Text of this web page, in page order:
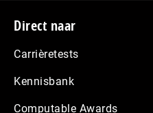
Footer
Direct naar
Carrièretests
Kennisbank
Computable Awards